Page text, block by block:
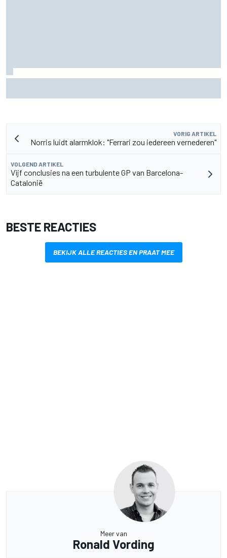
VORIG ARTIKEL
Norris luidt alarmklok: "Ferrari zou iedereen vernederen"
VOLGEND ARTIKEL
Vijf conclusies na een turbulente GP van Barcelona-
Catalonië
BESTE REACTIES
BEKIJK ALLE REACTIES EN PRAAT MEE
Meer van
Ronald Vording